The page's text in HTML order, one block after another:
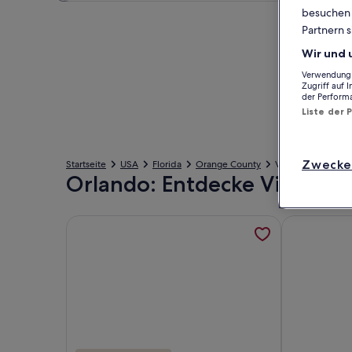
Startseite USA Florida Orange County Villen in Orlando
Orlando: Entdecke Villen
Partnern
Wir und
Zugriff auf
der
Liste der